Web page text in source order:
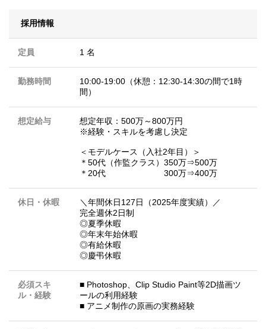
採用情報
定員 1 名
勤務時間
10:00-19:00（休憩：12:30-14:30の間で1時
間）
想定給与
想定年収：500万～800万円
※経験・スキルを考慮し決定
＜モデルケース（入社2年目）＞
＊50代（作監クラス）350万⇒500万
＊20代 300万⇒400万
休日・休暇
＼年間休日127日（2025年度実績）／
完全週休2日制
◎夏季休暇
◎年末年始休暇
◎有給休暇
◎慶弔休暇
必須スキ
ル・経験
■ Photoshop、Clip Studio Paint等2D描画ツ
ールの利用経験
■ アニメ制作の原画の実務経験